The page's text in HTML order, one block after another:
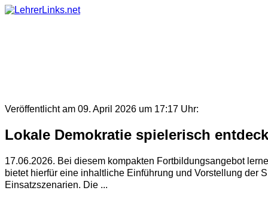
Skip
Veröffentlicht am 09. April 2026 um 17:17 Uhr:
Lokale Demokratie spielerisch
17.06.2026. Bei diesem kompakten Fortbildungsangebot
bietet hierfür eine inhaltliche Einführung und Vorstellung der
Einsatzszenarien. Die ...